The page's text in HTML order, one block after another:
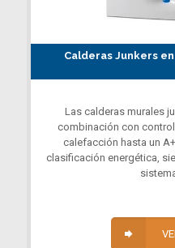
Calderas Junkers
Las calderas murales
combinación con
calefacción hasta un
clasificación energética,